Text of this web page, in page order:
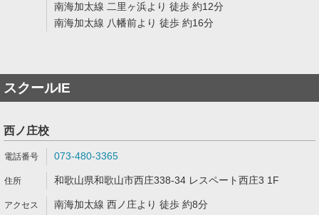
南海加太線 二里ヶ浜より 徒歩 約12分
南海加太線 八幡前より 徒歩 約16分
スクールIE
西ノ庄校
073-480-3365
和歌山県和歌山市西庄338-34 レスペート西庄3 1F
南海加太線 西ノ庄より 徒歩 約8分